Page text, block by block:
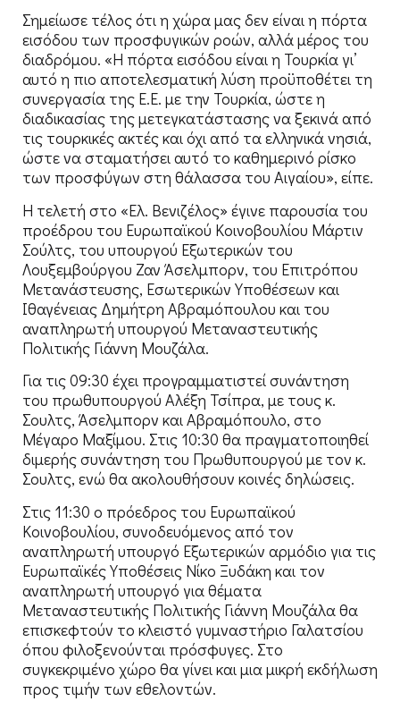
Σημείωσε τέλος ότι η χώρα μας δεν είναι η πόρτα
εισόδου των προσφυγικών ροών, αλλά μέρος του
διαδρόμου. «Η πόρτα εισόδου είναι η Τουρκία γι’
αυτό η πιο αποτελεσματική λύση προϋποθέτει τη
συνεργασία της Ε.Ε. με την Τουρκία, ώστε η
διαδικασίας της μετεγκατάστασης να ξεκινά από
τις τουρκικές ακτές και όχι από τα ελληνικά νησιά,
ώστε να σταματήσει αυτό το καθημερινό ρίσκο
των προσφύγων στη θάλασσα του Αιγαίου», είπε.
Η τελετή στο «Ελ. Βενιζέλος» έγινε παρουσία του
προέδρου του Ευρωπαϊκού Κοινοβουλίου Μάρτιν
Σούλτς, του υπουργού Εξωτερικών του
Λουξεμβούργου Ζαν Άσελμπορν, του Επιτρόπου
Μετανάστευσης, Εσωτερικών Υποθέσεων και
Ιθαγένειας Δημήτρη Αβραμόπουλου και του
αναπληρωτή υπουργού Μεταναστευτικής
Πολιτικής Γιάννη Μουζάλα.
Για τις 09:30 έχει προγραμματιστεί συνάντηση
του πρωθυπουργού Αλέξη Τσίπρα, με τους κ.
Σουλτς, Άσελμπορν και Αβραμόπουλο, στο
Μέγαρο Μαξίμου. Στις 10:30 θα πραγματοποιηθεί
διμερής συνάντηση του Πρωθυπουργού με τον κ.
Σουλτς, ενώ θα ακολουθήσουν κοινές δηλώσεις.
Στις 11:30 ο πρόεδρος του Ευρωπαϊκού
Κοινοβουλίου, συνοδευόμενος από τον
αναπληρωτή υπουργό Εξωτερικών αρμόδιο για τις
Ευρωπαϊκές Υποθέσεις Νίκο Ξυδάκη και τον
αναπληρωτή υπουργό για θέματα
Μεταναστευτικής Πολιτικής Γιάννη Μουζάλα θα
επισκεφτούν το κλειστό γυμναστήριο Γαλατσίου
όπου φιλοξενούνται πρόσφυγες. Στο
συγκεκριμένο χώρο θα γίνει και μια μικρή εκδήλωση
προς τιμήν των εθελοντών.